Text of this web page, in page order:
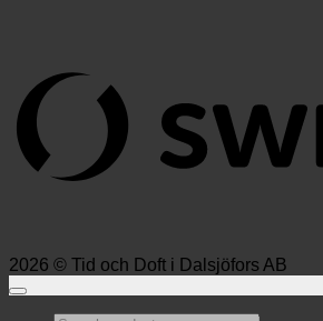
2026 © Tid och Doft i Dalsjöfors AB